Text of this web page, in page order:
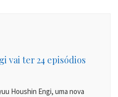
vai ter 24 episódios
Houshin Engi, uma nova